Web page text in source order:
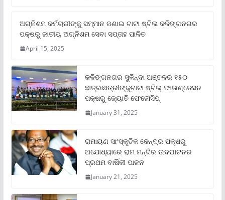
ଅଗ୍ନିଶମ କର୍ମଚାରୀଙ୍କୁ ସମ୍ମାନ ଜଣାଇ ଟାଟା ଷ୍ଟିଲ କଳିଙ୍ଗନଗର
ପକ୍ଷରୁ ଜାତୀୟ ଅଗ୍ନିଶମ ସେବା ସପ୍ତାହ ପାଳିତ
April 15, 2025
କଳିଙ୍ଗନଗର ସୁକିନ୍ଦା ଅଞ୍ଚଳର ୧୫୦
ଛାତ୍ରଛାତ୍ରୀଙ୍କୁଟାଟା ଷ୍ଟିଲ୍ ଫାଉଣ୍ଡେସନ
ପକ୍ଷରୁ ଜ୍ୟୋତି ଫେଲୋସିପ୍‌
January 31, 2025
ରାମାୟଣ ସାଂସ୍କୃତିକ କେନ୍ଦ୍ର ପକ୍ଷରୁ
ଅଯୋଧ୍ୟାରେ ରାମ ମନ୍ଦିର ଉଦଘାଟନର
ପ୍ରଥମ ବାର୍ଷିକୀ ପାଳନ
January 21, 2025